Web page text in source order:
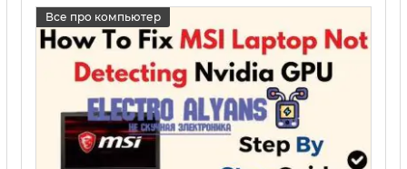
Все про компьютер